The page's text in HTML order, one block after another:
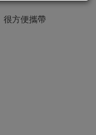
很方便攜帶